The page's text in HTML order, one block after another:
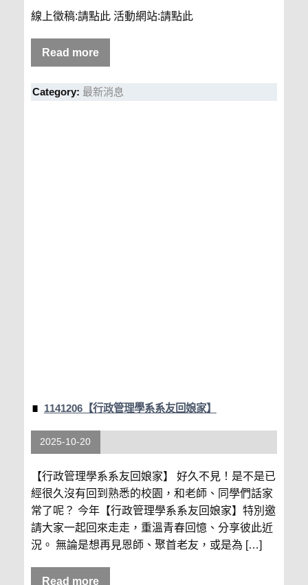
線上徵稿:請點此 活動網站:請點此
Read more
Category: 最新消息
1141206【行政管理學系系友回娘家】
2025-10-20
【行政管理學系系友回娘家】 好久不見！是不是已
經很久沒有回到熟悉的校園，和老師、同學們話家
常了呢？ 今年【行政管理學系系友回娘家】特別邀
請大家一起回來走走，重溫青春回憶、分享彼此近
況。 無論是想再見恩師、聚首老友，或是為 […]
Read more